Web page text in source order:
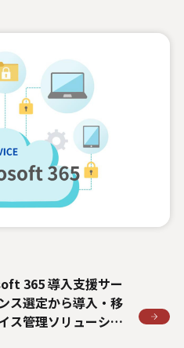
365 導入支援サー
ス選定から導入・移
ス管理ソリューショ